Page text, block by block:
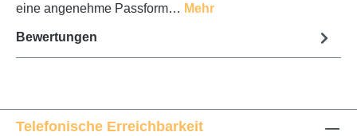
eine angenehme Passform… Mehr
Bewertungen
Telefonische Erreichbarkeit